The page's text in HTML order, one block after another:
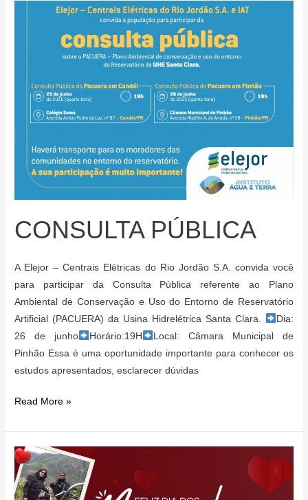
Código
Paranaense
Defesa
CONSULTA PÚBLICA
A Elejor – Centrais Elétricas do Rio Jordão S.A. convida você
para participar da Consulta Pública referente ao Plano
Ambiental de Conservação e Uso do Entorno de Reservatório
Artificial (PACUERA) da Usina Hidrelétrica Santa Clara.
Dia:
26 de junho
Horário:19H
Local: Câmara Municipal de
Pinhão Essa é uma oportunidade importante para conhecer os
estudos apresentados, esclarecer dúvidas
CONSULTA
Read More »